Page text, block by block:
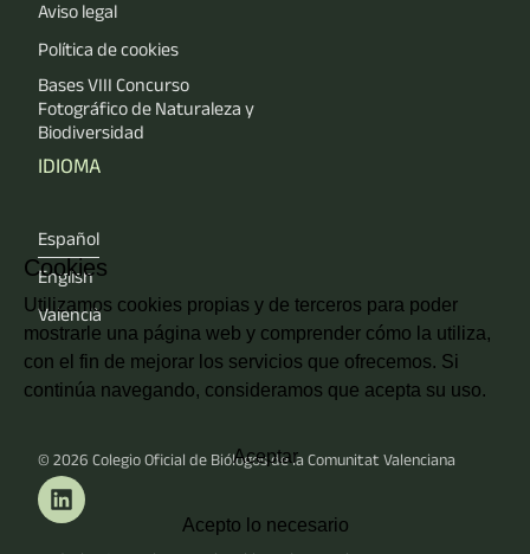
Aviso legal
Política de cookies
Bases VIII Concurso
Fotográfico de Naturaleza y
Biodiversidad
IDIOMA
Español
English
Valencià
© 2026 Colegio Oficial de Biólogos de la Comunitat Valenciana
Cookies
Utilizamos cookies propias y de terceros para poder
mostrarle una página web y comprender cómo la utiliza,
con el fin de mejorar los servicios que ofrecemos. Si
continúa navegando, consideramos que acepta su uso.
Aceptar
Acepto lo necesario